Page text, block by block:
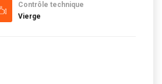
Contrôle technique
Vierge